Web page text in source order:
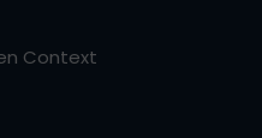
Context